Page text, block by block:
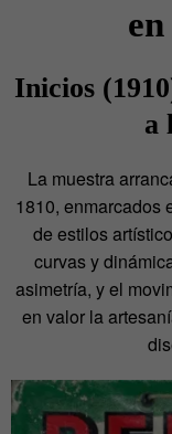
Inicios
a
La muestra
1810, enmarcados
de estilos
curvas y
asimetría, y el
en valor la